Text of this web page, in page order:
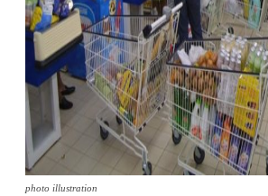
photo illustration